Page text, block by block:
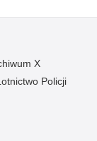
X
Policji